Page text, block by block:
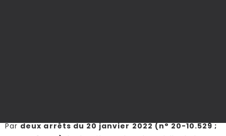
Pardeux arrêts du 20 janvier 2022 (n° 20-10.529 ;